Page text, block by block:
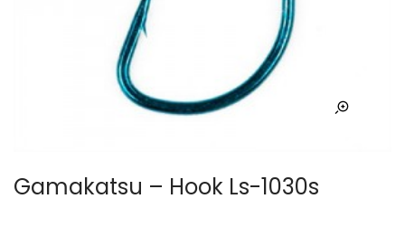
Gamakatsu – Hook Ls-1030s